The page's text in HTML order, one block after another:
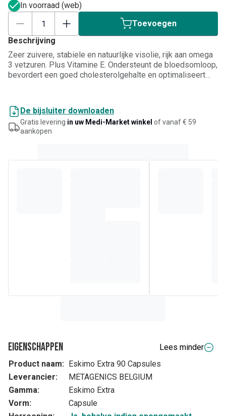
In voorraad (web)
Toevoegen
Beschrijving
Zeer zuivere, stabiele en natuurlijke visolie, rijk aan omega
3 vetzuren. Plus Vitamine E. Ondersteunt de bloedsomloop,
bevordert een goed cholesterolgehalte en optimaliseert
De bijsluiter downloaden
Gratis levering in uw Medi-Market winkel of vanaf € 59
aankopen
Eigenschappen
Lees minder
Product naam: Eskimo Extra 90 Capsules
Leverancier:
METAGENICS BELGIUM
Gamma:
Eskimo Extra
Vorm:
Capsule